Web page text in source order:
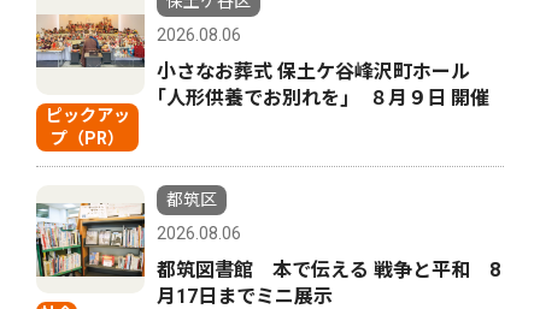
ピックアッ
プ（PR）
2026.08.06
小さなお葬式 保土ケ谷峰沢町ホール
｢人形供養でお別れを｣ ８月９日 開催
都筑区
2026.08.06
都筑図書館 本で伝える 戦争と平和 8
月17日までミニ展示